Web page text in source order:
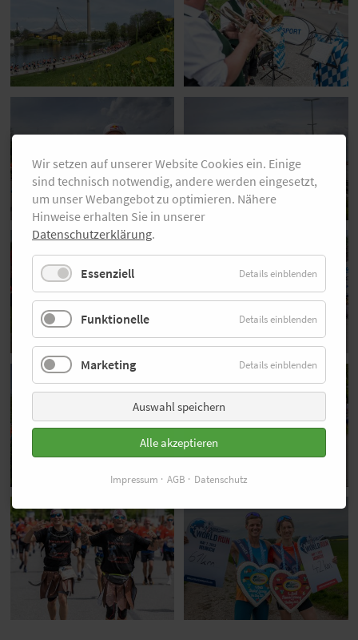
Wir setzen auf unserer Website Cookies ein. Einige
sind technisch notwendig, andere werden eingesetzt,
um unser Webangebot zu optimieren. Nähere
Hinweise erhalten Sie in unserer
Datenschutzerklärung.
Essenziell Details einblenden
Funktionelle Details einblenden
Marketing Details einblenden
Auswahl speichern
Alle akzeptieren
Impressum AGB Datenschutz